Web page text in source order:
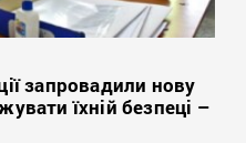
запровадили нову
їхній безпеці –